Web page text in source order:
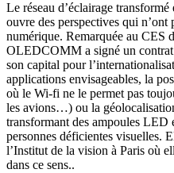
Le réseau d’éclairage
ouvre des perspectives qui n’ont
numérique. Remarquée au CES
OLEDCOMM a signé un
son capital pour
applications envisageables, la
où le Wi-fi ne le permet pas
les avions…) ou la
transformant des ampoules LED
personnes déficientes visuelles.
l’Institut de la vision à Paris où
dans ce sens..